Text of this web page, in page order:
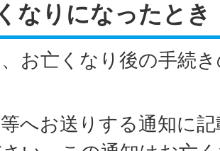
なりになったとき
お亡くなり後の手続
へお送りする通知に